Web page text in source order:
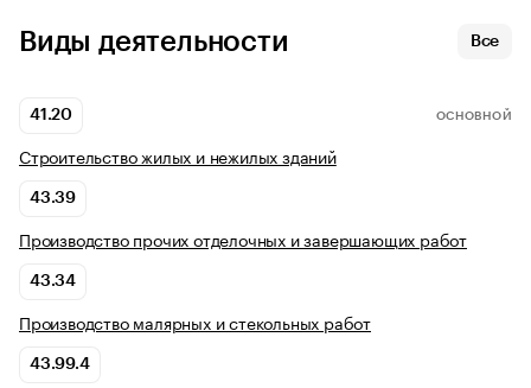
Виды деятельности Все
41.20 ОСНОВНОЙ
Строительство жилых и нежилых зданий
43.39
Производство прочих отделочных и завершающих работ
43.34
Производство малярных и стекольных работ
43.99.4